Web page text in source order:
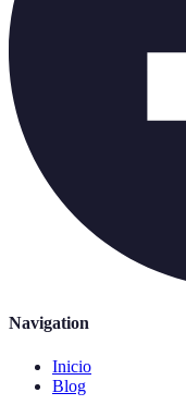
Navigation
Inicio
Blog